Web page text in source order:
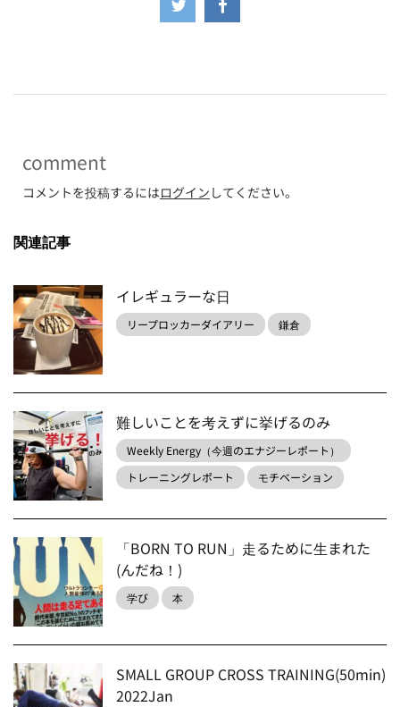
comment
コメントを投稿するにはログイン してください。
関連記事
イレギュラーな日
リープロッカーダイアリー 鎌倉
難しいことを考えずに挙げるのみ
Weekly Energy（今週のエナジーレポート）
トレーニングレポート
モチベーション
「BORN TO RUN」走るために生まれた
(んだね！)
学び 本
SMALL GROUP CROSS TRAINING(50min)
2022Jan